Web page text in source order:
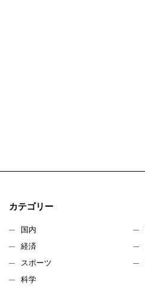
カテゴリー
国内
経済
スポーツ
科学